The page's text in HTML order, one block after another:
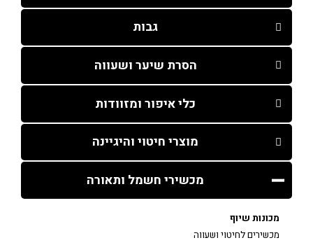
גבות
הסרת שיער ושעווה
כלי איפור ומזוודות
מוצרי חיטוי והיגיינה
מכשירי חשמל ותאורה
מכונות שיוף
מכשירים לחיטוי ושעווה